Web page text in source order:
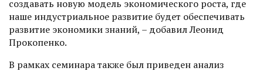
создавать новую модель экономического роста, где
наше индустриальное развитие будет обеспечивать
развитие экономики знаний, – добавил Леонид
Прокопенко.
В рамках семинара также был приведен анализ